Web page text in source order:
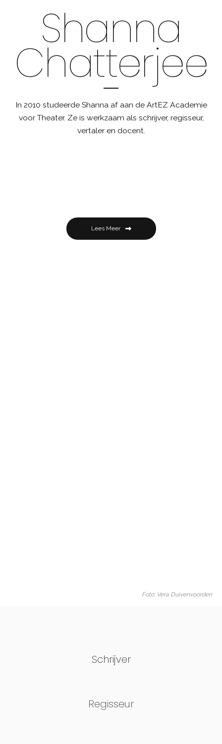
Shanna
Chatterjee
In 2010 studeerde Shanna af aan de ArtEZ Academie
voor Theater. Ze is werkzaam als schrijver, regisseur,
vertaler en docent.
Lees Meer
Foto: Vera Duivenvoorden
Schrijver
Regisseur